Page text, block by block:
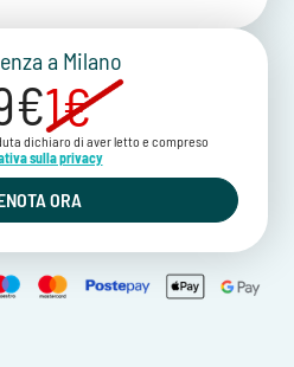
a Milano
1€
dichiaro di aver letto e compreso
sulla privacy
ORA